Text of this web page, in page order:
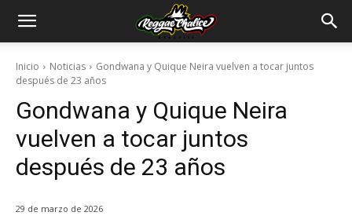
Inicio Noticias
Gondwana y Quique Neira vuelven a tocar juntos
después de 23 años
Gondwana y Quique Neira
vuelven a tocar juntos
después de 23 años
29 de marzo de 2026